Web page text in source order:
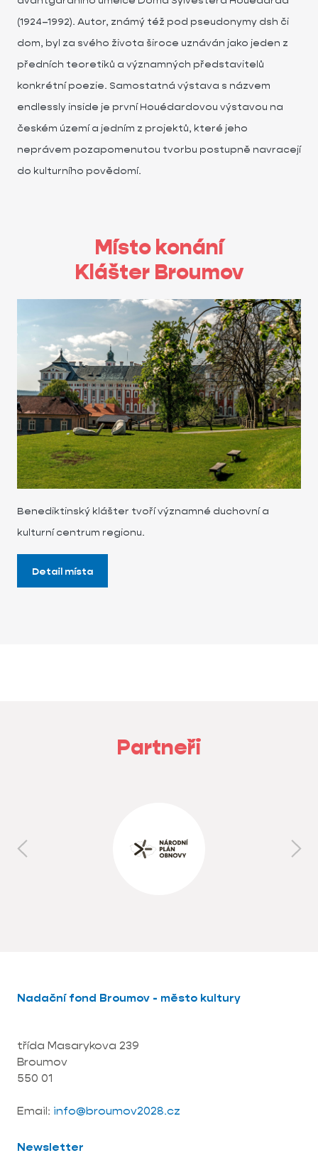
(1924–1992). Autor, známý též pod pseudonymy dsh či
dom, byl za svého života široce uznáván jako jeden z
předních teoretiků a významných představitelů
konkrétní poezie. Samostatná výstava s názvem
endlessly inside je první Houédardovou výstavou na
českém území a jedním z projektů, které jeho
neprávem pozapomenutou tvorbu postupně navracejí
do kulturního povědomí.
Místo konání
Klášter Broumov
Benediktinský klášter tvoří významné duchovní a
kulturní centrum regionu.
Detail místa
Partneři
Nadační fond Broumov - město kultury
třída Masarykova 239
Broumov
550 01
Email: info@broumov2028.cz
Newsletter